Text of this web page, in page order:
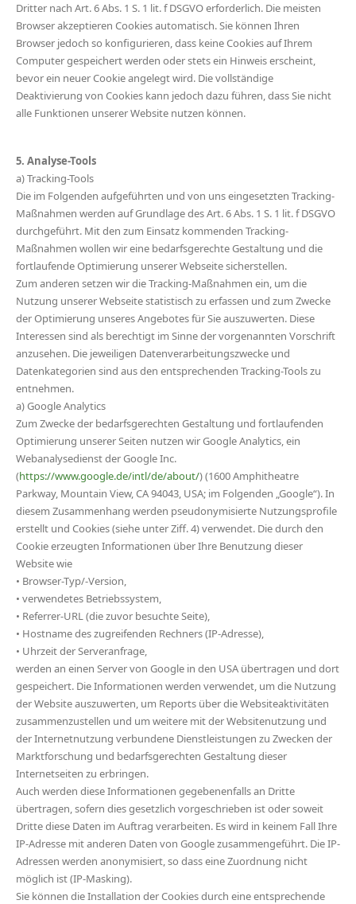
Dritter nach Art. 6 Abs. 1 S. 1 lit. f DSGVO erforderlich. Die meisten
Browser akzeptieren Cookies automatisch. Sie können Ihren
Browser jedoch so konfigurieren, dass keine Cookies auf Ihrem
Computer gespeichert werden oder stets ein Hinweis erscheint,
bevor ein neuer Cookie angelegt wird. Die vollständige
Deaktivierung von Cookies kann jedoch dazu führen, dass Sie nicht
alle Funktionen unserer Website nutzen können.
5. Analyse-Tools
a) Tracking-Tools
Die im Folgenden aufgeführten und von uns eingesetzten Tracking-
Maßnahmen werden auf Grundlage des Art. 6 Abs. 1 S. 1 lit. f DSGVO
durchgeführt. Mit den zum Einsatz kommenden Tracking-
Maßnahmen wollen wir eine bedarfsgerechte Gestaltung und die
fortlaufende Optimierung unserer Webseite sicherstellen.
Zum anderen setzen wir die Tracking-Maßnahmen ein, um die
Nutzung unserer Webseite statistisch zu erfassen und zum Zwecke
der Optimierung unseres Angebotes für Sie auszuwerten. Diese
Interessen sind als berechtigt im Sinne der vorgenannten Vorschrift
anzusehen. Die jeweiligen Datenverarbeitungszwecke und
Datenkategorien sind aus den entsprechenden Tracking-Tools zu
entnehmen.
a) Google Analytics
Zum Zwecke der bedarfsgerechten Gestaltung und fortlaufenden
Optimierung unserer Seiten nutzen wir Google Analytics, ein
Webanalysedienst der Google Inc.
(https://www.google.de/intl/de/about/) (1600 Amphitheatre
Parkway, Mountain View, CA 94043, USA; im Folgenden „Google“). In
diesem Zusammenhang werden pseudonymisierte Nutzungsprofile
erstellt und Cookies (siehe unter Ziff. 4) verwendet. Die durch den
Cookie erzeugten Informationen über Ihre Benutzung dieser
Website wie
• Browser-Typ/-Version,
• verwendetes Betriebssystem,
• Referrer-URL (die zuvor besuchte Seite),
• Hostname des zugreifenden Rechners (IP-Adresse),
• Uhrzeit der Serveranfrage,
werden an einen Server von Google in den USA übertragen und dort
gespeichert. Die Informationen werden verwendet, um die Nutzung
der Website auszuwerten, um Reports über die Websiteaktivitäten
zusammenzustellen und um weitere mit der Websitenutzung und
der Internetnutzung verbundene Dienstleistungen zu Zwecken der
Marktforschung und bedarfsgerechten Gestaltung dieser
Internetseiten zu erbringen.
Auch werden diese Informationen gegebenenfalls an Dritte
übertragen, sofern dies gesetzlich vorgeschrieben ist oder soweit
Dritte diese Daten im Auftrag verarbeiten. Es wird in keinem Fall Ihre
IP-Adresse mit anderen Daten von Google zusammengeführt. Die IP-
Adressen werden anonymisiert, so dass eine Zuordnung nicht
möglich ist (IP-Masking).
Sie können die Installation der Cookies durch eine entsprechende